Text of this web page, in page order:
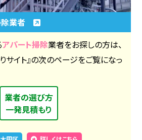
除業者
アパート掃除業者をお探しの方は、
サイト』の次のページをご覧になっ
業者の選び方
一発見積もり